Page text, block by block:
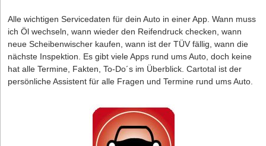
Alle wichtigen Servicedaten für dein Auto in einer App. Wann muss
ich Öl wechseln, wann wieder den Reifendruck checken, wann
neue Scheibenwischer kaufen, wann ist der TÜV fällig, wann die
nächste Inspektion. Es gibt viele Apps rund ums Auto, doch keine
hat alle Termine, Fakten, To-Do´s im Überblick. Cartotal ist der
persönliche Assistent für alle Fragen und Termine rund ums Auto.